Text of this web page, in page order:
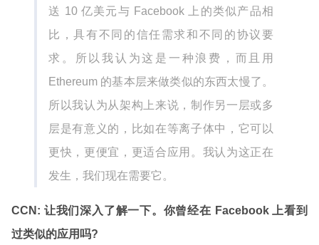
送 10 亿美元与 Facebook 上的类似产品相
比，具有不同的信任需求和不同的协议要
求。所以我认为这是一种浪费，而且用
Ethereum 的基本层来做类似的东西太慢了。
所以我认为从架构上来说，制作另一层或多
层是有意义的，比如在等离子体中，它可以
更快，更便宜，更适合应用。我认为这正在
发生，我们现在需要它。
CCN: 让我们深入了解一下。你曾经在 Facebook 上看到
过类似的应用吗?